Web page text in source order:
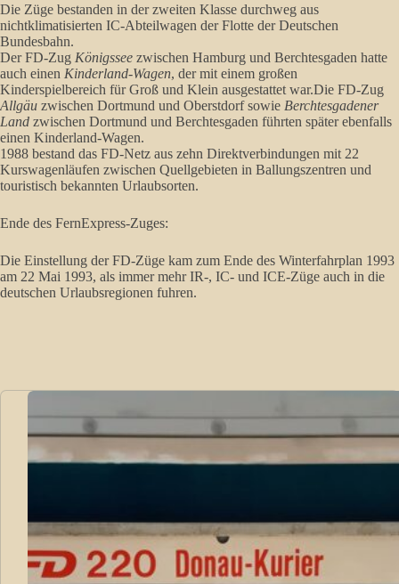
Die Züge bestanden in der zweiten Klasse durchweg aus
nichtklimatisierten IC-Abteilwagen der Flotte der Deutschen
Bundesbahn.
Der FD-Zug Königssee zwischen Hamburg und Berchtesgaden hatte
auch einen Kinderland-Wagen, der mit einem großen
Kinderspielbereich für Groß und Klein ausgestattet war.Die FD-Zug
Allgäu zwischen Dortmund und Oberstdorf sowie Berchtesgadener
Land zwischen Dortmund und Berchtesgaden führten später ebenfalls
einen Kinderland-Wagen.
1988 bestand das FD-Netz aus zehn Direktverbindungen mit 22
Kurswagenläufen zwischen Quellgebieten in Ballungszentren und
touristisch bekannten Urlaubsorten.
Ende des FernExpress-Zuges:
Die Einstellung der FD-Züge kam zum Ende des Winterfahrplan 1993
am 22 Mai 1993, als immer mehr IR-, IC- und ICE-Züge auch in die
deutschen Urlaubsregionen fuhren.